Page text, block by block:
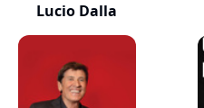
Lucio Dalla